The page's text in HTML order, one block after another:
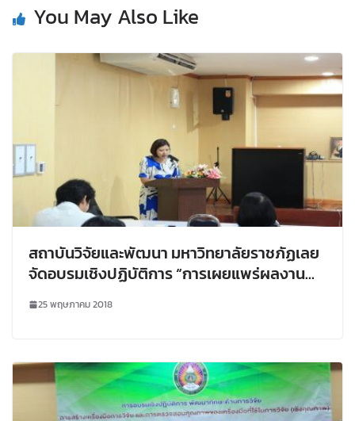
You May Also Like
สถาบันวิจัยและพัฒนา มหาวิทยาลัยราชภัฏเลย
จัดอบรมเชิงปฏิบัติการ “การเผยแพร่ผลงาน
นานาชาติ”
25 พฤษภาคม 2018